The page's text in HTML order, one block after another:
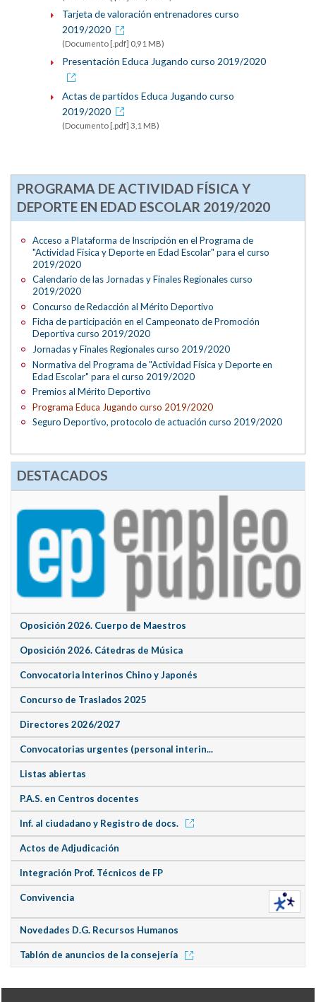
Tarjeta de valoración entrenadores curso
2019/2020
(Documento [.pdf] 0,91 MB)
Presentación Educa Jugando curso 2019/2020
Actas de partidos Educa Jugando curso
2019/2020
(Documento [.pdf] 3,1 MB)
PROGRAMA DE ACTIVIDAD FÍSICA Y
DEPORTE EN EDAD ESCOLAR 2019/2020
Acceso a Plataforma de Inscripción en el Programa de
"Actividad Física y Deporte en Edad Escolar" para el curso
2019/2020
Calendario de las Jornadas y Finales Regionales curso
2019/2020
Concurso de Redacción al Mérito Deportivo
Ficha de participación en el Campeonato de Promoción
Deportiva curso 2019/2020
Jornadas y Finales Regionales curso 2019/2020
Normativa del Programa de "Actividad Física y Deporte en
Edad Escolar" para el curso 2019/2020
Premios al Mérito Deportivo
Programa Educa Jugando curso 2019/2020
Seguro Deportivo, protocolo de actuación curso 2019/2020
DESTACADOS
Oposición 2026. Cuerpo de Maestros
Oposición 2026. Cátedras de Música
Convocatoria Interinos Chino y Japonés
Concurso de Traslados 2025
Directores 2026/2027
Convocatorias urgentes (personal interin...
Listas abiertas
P.A.S. en Centros docentes
Inf. al ciudadano y Registro de docs.
Actos de Adjudicación
Integración Prof. Técnicos de FP
Convivencia
Novedades D.G. Recursos Humanos
Tablón de anuncios de la consejería